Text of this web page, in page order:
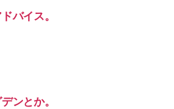
バイス。
ンとか。